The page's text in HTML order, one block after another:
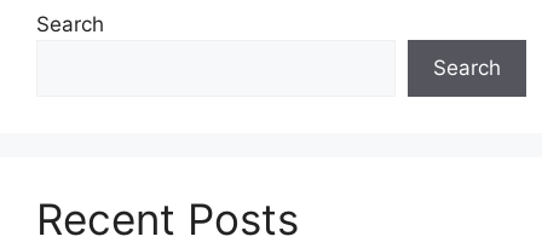
Search
Search
Recent Posts